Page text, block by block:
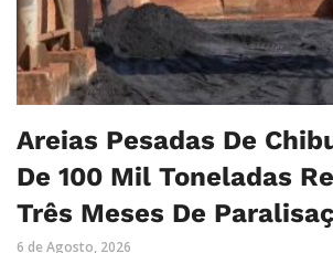
Areias Pesadas De
De 100 Mil Toneladas
Três Meses De
6 de Agosto, 2026